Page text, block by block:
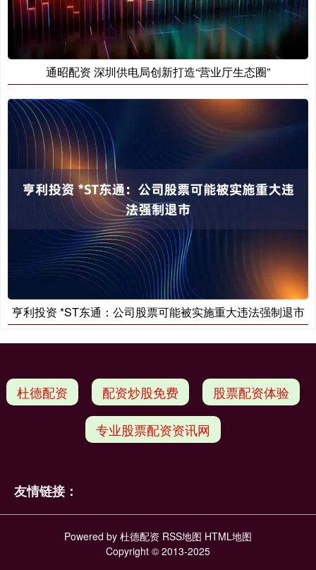
通昭配资 深圳供电局创新打造“营业厅生态圈”
亨利投资 *ST东通：公司股票可能被实施重大违法强制退市
杜德配资 配资炒股免费 股票配资体验
专业股票配资资讯网
友情链接：
Powered by 杜德配资 RSS地图 HTML地图
Copyright © 2013-2025